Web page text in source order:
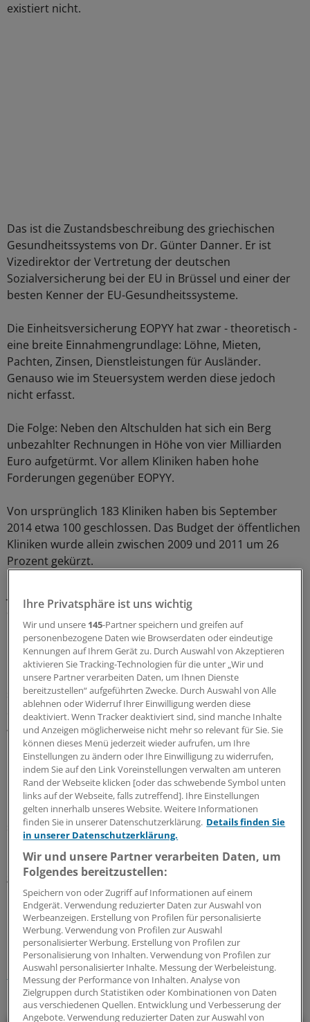
existiert nicht.
Das ist die Zustandsbeschreibung des griechischen
Gesundheitssystems von Dr. Günter Danner. Er ist
Vizedirektor der Vertretung der deutschen
Sozialversicherung bei der EU in Brüssel und einer der
besten Kenner der EU-Gesundheitssysteme.
Die Einheitsversicherung EOPYY hat zwar - theoretisch -
eine breite Einnahmengrundlage: Löhne, Mieten,
Pachten, Zinsen, Dienstleistungen für Ausländer.
Genauso wie im Steuersystem werden diese jedoch
nicht erfasst.
Die Folge: Neben den Altschulden hat sich ein Berg
unbezahlter Rechnungen in Höhe von vier Milliarden
Euro aufgetürmt. Vor allem Kliniken haben hohe
Forderungen gegenüber EOPYY.
Von ursprünglich 183 Kliniken haben bis September
2014 etwa 100 geschlossen. Das Budget der öffentlichen
Kliniken wurde allein zwischen 2009 und 2011 um 26
Prozent gekürzt.
abgeschlossen haben, verließen fluchtartig das Land, so
Danner. Haben sie gute Englischkenntnisse, finden sie
im restlichen Europa problemlos Arbeit.
Die katastrophale Lage schlage sich inzwischen in
sozialmedizinischen Indikatoren nieder: steigende
Säuglingssterblichkeit, Anstieg der Suizidrate,
Ausbreitung von Tuberkulose.
Danner glaubt nicht, dass das in Vorbereitung
befindliche EU-Hilfsprogramm von über 80 Milliarden
Euro eine grundlegende Wende bringen wird.
Griechenland zeige alle Charakteristika eines "failing
state": die Funktionsuntüchtigkeit der staatlichen
Exekutive, insbesondere der Steuerverwaltung, der
Polizei und Justiz, aber auch fehlender Wille, dies
grundlegend zu ändern.(HL)
Schlagworte:
International Krankenkassen
Ihr Newsletter zum Thema
Ihre Privatsphäre ist uns wichtig
Wir und unsere 145-Partner speichern und greifen auf
personenbezogene Daten wie Browserdaten oder eindeutige
Kennungen auf Ihrem Gerät zu. Durch Auswahl von Akzeptieren
aktivieren Sie Tracking-Technologien für die unter „Wir und
unsere Partner verarbeiten Daten, um Ihnen Dienste
bereitzustellen“ aufgeführten Zwecke. Durch Auswahl von Alle
ablehnen oder Widerruf Ihrer Einwilligung werden diese
deaktiviert. Wenn Tracker deaktiviert sind, sind manche Inhalte
und Anzeigen möglicherweise nicht mehr so relevant für Sie. Sie
können dieses Menü jederzeit wieder aufrufen, um Ihre
Einstellungen zu ändern oder Ihre Einwilligung zu widerrufen,
indem Sie auf den Link Voreinstellungen verwalten am unteren
Rand der Webseite klicken [oder das schwebende Symbol unten
links auf der Webseite, falls zutreffend]. Ihre Einstellungen
gelten innerhalb unseres Website. Weitere Informationen
finden Sie in unserer Datenschutzerklärung. Details finden Sie
in unserer Datenschutzerklärung.
Wir und unsere Partner verarbeiten Daten, um
Folgendes bereitzustellen:
Speichern von oder Zugriff auf Informationen auf einem
Endgerät. Verwendung reduzierter Daten zur Auswahl von
Werbeanzeigen. Erstellung von Profilen für personalisierte
Werbung. Verwendung von Profilen zur Auswahl
personalisierter Werbung. Erstellung von Profilen zur
Personalisierung von Inhalten. Verwendung von Profilen zur
Auswahl personalisierter Inhalte. Messung der Werbeleistung.
Messung der Performance von Inhalten. Analyse von
Zielgruppen durch Statistiken oder Kombinationen von Daten
aus verschiedenen Quellen. Entwicklung und Verbesserung der
Angebote. Verwendung reduzierter Daten zur Auswahl von